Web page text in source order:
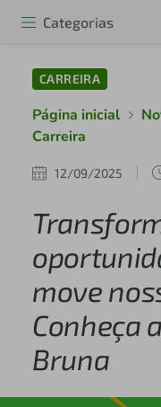
Categorias
CARREIRA
Página inicial
Carreira
12/09/2025
move
Conheça
Bruna